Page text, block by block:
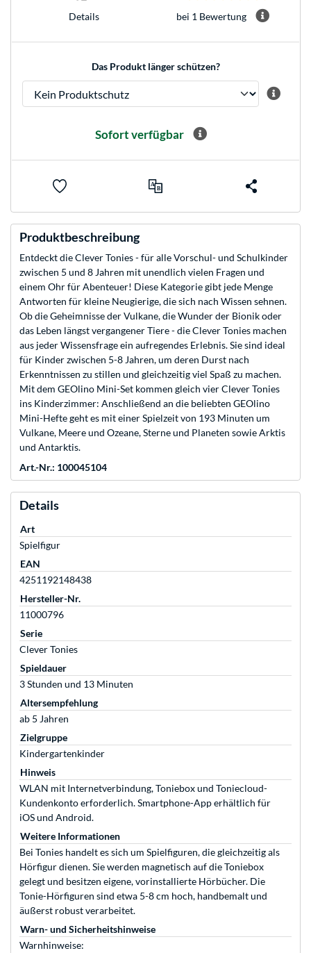
Details bei 1 Bewertung
Das Produkt länger schützen?
Sofort verfügbar
Produktbeschreibung
Entdeckt die Clever Tonies - für alle Vorschul- und Schulkinder
zwischen 5 und 8 Jahren mit unendlich vielen Fragen und
einem Ohr für Abenteuer! Diese Kategorie gibt jede Menge
Antworten für kleine Neugierige, die sich nach Wissen sehnen.
Ob die Geheimnisse der Vulkane, die Wunder der Bionik oder
das Leben längst vergangener Tiere - die Clever Tonies machen
aus jeder Wissensfrage ein aufregendes Erlebnis. Sie sind ideal
für Kinder zwischen 5-8 Jahren, um deren Durst nach
Erkenntnissen zu stillen und gleichzeitig viel Spaß zu machen.
Mit dem GEOlino Mini-Set kommen gleich vier Clever Tonies
ins Kinderzimmer: Anschließend an die beliebten GEOlino
Mini-Hefte geht es mit einer Spielzeit von 193 Minuten um
Vulkane, Meere und Ozeane, Sterne und Planeten sowie Arktis
und Antarktis.
Art.-Nr.: 100045104
Details
Art
Spielfigur
EAN
4251192148438
Hersteller-Nr.
11000796
Serie
Clever Tonies
Spieldauer
3 Stunden und 13 Minuten
Altersempfehlung
ab 5 Jahren
Zielgruppe
Kindergartenkinder
Hinweis
WLAN mit Internetverbindung, Toniebox und Toniecloud-
Kundenkonto erforderlich. Smartphone-App erhältlich für
iOS und Android.
Weitere Informationen
Bei Tonies handelt es sich um Spielfiguren, die gleichzeitig als
Hörfigur dienen. Sie werden magnetisch auf die Toniebox
gelegt und besitzen eigene, vorinstallierte Hörbücher. Die
Tonie-Hörfiguren sind etwa 5-8 cm hoch, handbemalt und
äußerst robust verarbeitet.
Warn- und Sicherheitshinweise
Warnhinweise: